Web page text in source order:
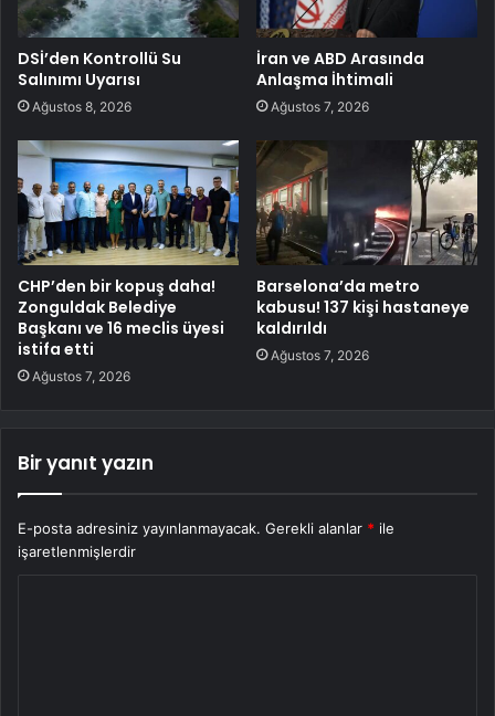
DSİ’den Kontrollü Su
Salınımı Uyarısı
Ağustos 8, 2026
İran ve ABD Arasında
Anlaşma İhtimali
Ağustos 7, 2026
CHP’den bir kopuş daha!
Zonguldak Belediye
Başkanı ve 16 meclis üyesi
istifa etti
Ağustos 7, 2026
Barselona’da metro
kabusu! 137 kişi hastaneye
kaldırıldı
Ağustos 7, 2026
Bir yanıt yazın
E-posta adresiniz yayınlanmayacak. Gerekli alanlar * ile
işaretlenmişlerdir